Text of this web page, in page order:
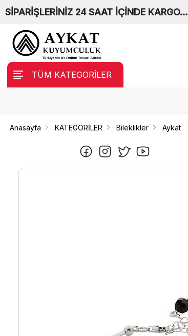
SİPARİŞLERİNİZ 24 SAAT İÇİNDE KARGO…
TÜM KATEGORİLER
Anasayfa KATEGORİLER Bileklikler Aykat